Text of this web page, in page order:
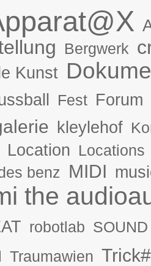
Bergwerk
Kunst
Fest Forum
kleylehof
Location Locations
benz MIDI
the
robotlab SOUND
Traumawien